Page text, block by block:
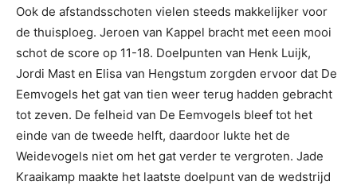
Ook de afstandsschoten vielen steeds makkelijker voor
de thuisploeg. Jeroen van Kappel bracht met eeen mooi
schot de score op 11-18. Doelpunten van Henk Luijk,
Jordi Mast en Elisa van Hengstum zorgden ervoor dat De
Eemvogels het gat van tien weer terug hadden gebracht
tot zeven. De felheid van De Eemvogels bleef tot het
einde van de tweede helft, daardoor lukte het de
Weidevogels niet om het gat verder te vergroten. Jade
Kraaikamp maakte het laatste doelpunt van de wedstrijd